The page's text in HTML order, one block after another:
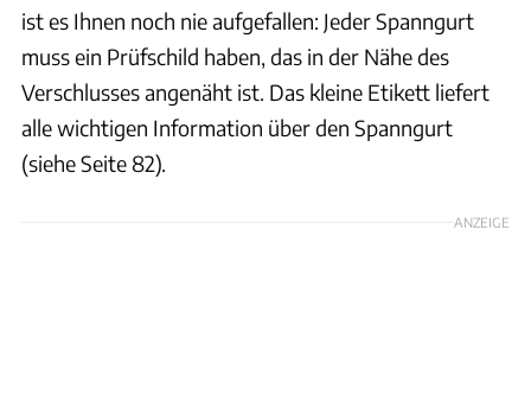
ist es Ihnen noch nie aufgefallen: Jeder Spanngurt
muss ein Prüfschild haben, das in der Nähe des
Verschlusses angenäht ist. Das kleine Etikett liefert
alle wichtigen Information über den Spanngurt
(siehe Seite 82).
ANZEIGE